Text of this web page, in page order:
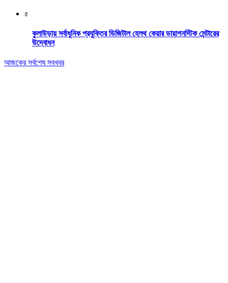
৫
কুলাউড়ায় সর্বাধুনিক প্রযুক্তির ডিজিটাল হেলথ কেয়ার ডায়াগনস্টিক সেন্টারের
উদ্বোধন
আজকের সর্বশেষ সবখবর